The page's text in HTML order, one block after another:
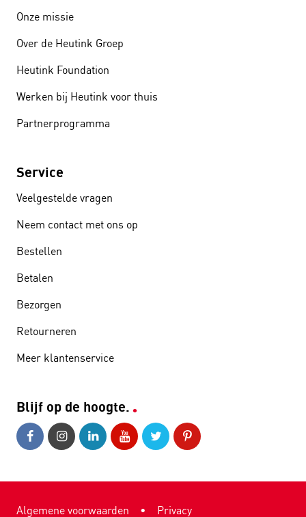
Onze missie
Over de Heutink Groep
Heutink Foundation
Werken bij Heutink voor thuis
Partnerprogramma
Service
Veelgestelde vragen
Neem contact met ons op
Bestellen
Betalen
Bezorgen
Retourneren
Meer klantenservice
Blijf op de hoogte.
Algemene voorwaarden • Privacy